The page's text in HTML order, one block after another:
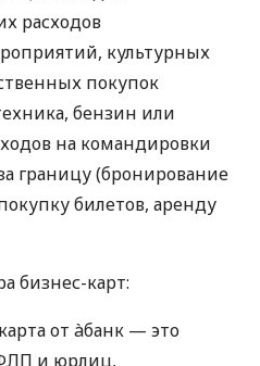
расходов
культурных
покупок
бензин или
на командировки
границу (бронирование
билетов, аренду
бизнес-карт:
от àбанк — это
и юрлиц,